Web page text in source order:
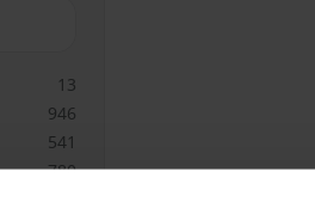
13
946
541
780